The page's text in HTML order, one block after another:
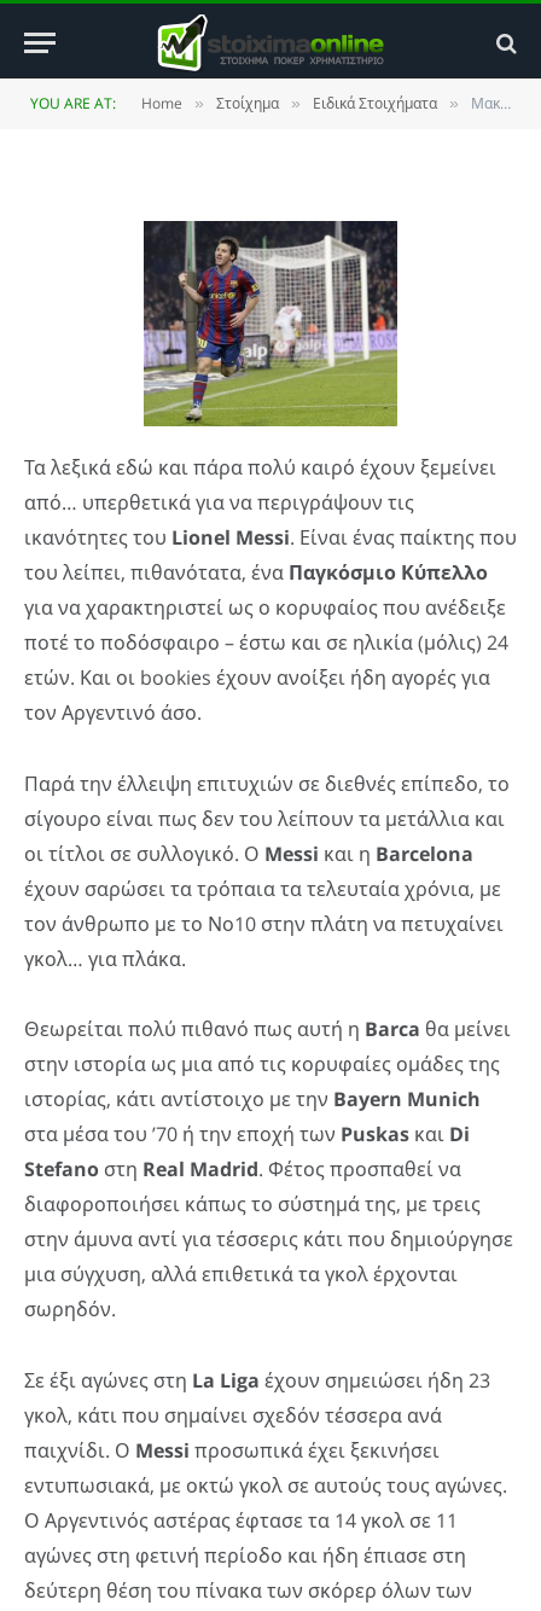
YOU ARE AT: Home » Στοίχημα » Ειδικά Στοιχήματα » Μακροχρόνιο στοίχημα στον Lionel Messi: Γιατί θα σπάσει αργά ή γρήγορα το ρεκόρ του Cesar Rodriguez
Cesar Rodriguez
BY ΚΏΣΤΑΣ ΒΡΟΥΛΉΣ
6 OCTOBER 2011
NO COMMENTS 2 MINS READ
Τα λεξικά εδώ και πάρα πολύ καιρό έχουν ξεμείνει
από… υπερθετικά για να περιγράψουν τις
ικανότητες του Lionel Messi. Είναι ένας παίκτης που
του λείπει, πιθανότατα, ένα Παγκόσμιο Κύπελλο
για να χαρακτηριστεί ως ο κορυφαίος που ανέδειξε
ποτέ το ποδόσφαιρο – έστω και σε ηλικία (μόλις) 24
ετών. Και οι bookies έχουν ανοίξει ήδη αγορές για
τον Αργεντινό άσο.
Παρά την έλλειψη επιτυχιών σε διεθνές επίπεδο, το
σίγουρο είναι πως δεν του λείπουν τα μετάλλια και
οι τίτλοι σε συλλογικό. Ο Messi και η Barcelona
έχουν σαρώσει τα τρόπαια τα τελευταία χρόνια, με
τον άνθρωπο με το Νο10 στην πλάτη να πετυχαίνει
γκολ… για πλάκα.
Θεωρείται πολύ πιθανό πως αυτή η Barca θα μείνει
στην ιστορία ως μια από τις κορυφαίες ομάδες της
ιστορίας, κάτι αντίστοιχο με την Bayern Munich
στα μέσα του ’70 ή την εποχή των Puskas και Di
Stefano στη Real Madrid. Φέτος προσπαθεί να
διαφοροποιήσει κάπως το σύστημά της, με τρεις
στην άμυνα αντί για τέσσερις κάτι που δημιούργησε
μια σύγχυση, αλλά επιθετικά τα γκολ έρχονται
σωρηδόν.
Σε έξι αγώνες στη La Liga έχουν σημειώσει ήδη 23
γκολ, κάτι που σημαίνει σχεδόν τέσσερα ανά
παιχνίδι. Ο Messi προσωπικά έχει ξεκινήσει
εντυπωσιακά, με οκτώ γκολ σε αυτούς τους αγώνες.
Ο Αργεντινός αστέρας έφτασε τα 14 γκολ σε 11
αγώνες στη φετινή περίοδο και ήδη έπιασε στη
δεύτερη θέση του πίνακα των σκόρερ όλων των